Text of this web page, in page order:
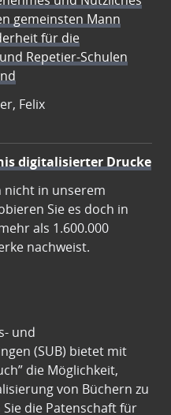
gemeinsten Mann
für die
Repetier-Schulen
Felix
digitalisierter Drucke
nicht in unserem
Sie es doch in
als 1.600.000
nachweist.
und
(SUB) bietet mit
die Möglichkeit,
von Büchern zu
die Patenschaft für